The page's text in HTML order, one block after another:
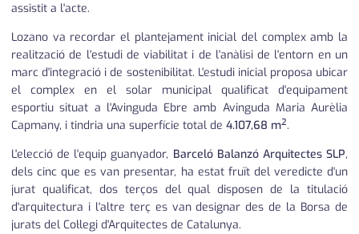
assistit a l'acte.
Lozano va recordar el plantejament inicial del complex amb la
realització de l'estudi de viabilitat i de l'anàlisi de l'entorn en un
marc d'integració i de sostenibilitat. L'estudi inicial proposa ubicar
el complex en el solar municipal qualificat d'equipament
esportiu situat a l'Avinguda Ebre amb Avinguda Maria Aurèlia
Capmany, i tindria una superfície total de 4.107,68 m2.
L'elecció de l'equip guanyador, Barceló Balanzó Arquitectes SLP,
dels cinc que es van presentar, ha estat fruït del veredicte d'un
jurat qualificat, dos terços del qual disposen de la titulació
d'arquitectura i l'altre terç es van designar des de la Borsa de
jurats del Col·legi d'Arquitectes de Catalunya.